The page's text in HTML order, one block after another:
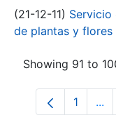
(21-12-11) Servicio
de plantas y flores
Showing 91 to
Page
1 ...